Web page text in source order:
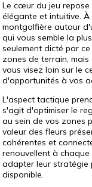
Le cœur du jeu repose
élégante et intuitive.
montgolfière autour
qui vous semble la
seulement dicté par
zones de terrain,
vous visez loin sur le
d'opportunités à vos
L'aspect tactique
s'agit d'optimiser le
au sein de vos zones
valeur des fleurs
cohérentes et
renouvellent à
adapter leur stratégie
disponible.